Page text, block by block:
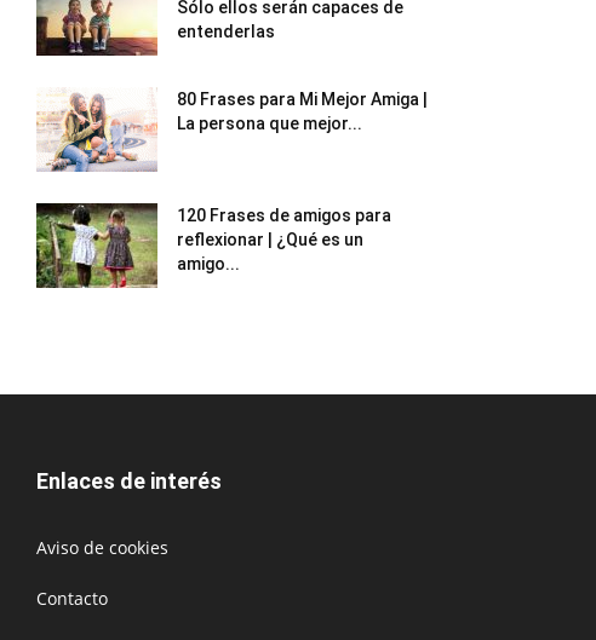
Sólo ellos serán capaces de
entenderlas
80 Frases para Mi Mejor Amiga |
La persona que mejor...
120 Frases de amigos para
reflexionar | ¿Qué es un
amigo...
Enlaces de interés
Aviso de cookies
Contacto